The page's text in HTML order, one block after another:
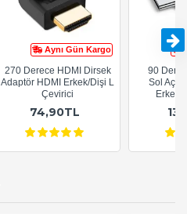
Aynı Gün Kargo
270 Derece HDMI Dirsek
Adaptör HDMI Erkek/Dişi L
Çevirici
74,90TL
90
Sol
Erkek